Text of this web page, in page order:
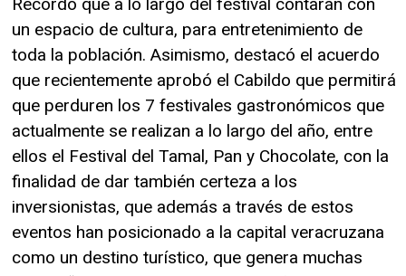
un espacio de cultura, para entretenimiento de
toda la población. Asimismo, destacó el acuerdo
que recientemente aprobó el Cabildo que permitirá
que perduren los 7 festivales gastronómicos que
actualmente se realizan a lo largo del año, entre
ellos el Festival del Tamal, Pan y Chocolate, con la
finalidad de dar también certeza a los
inversionistas, que además a través de estos
eventos han posicionado a la capital veracruzana
como un destino turístico, que genera muchas